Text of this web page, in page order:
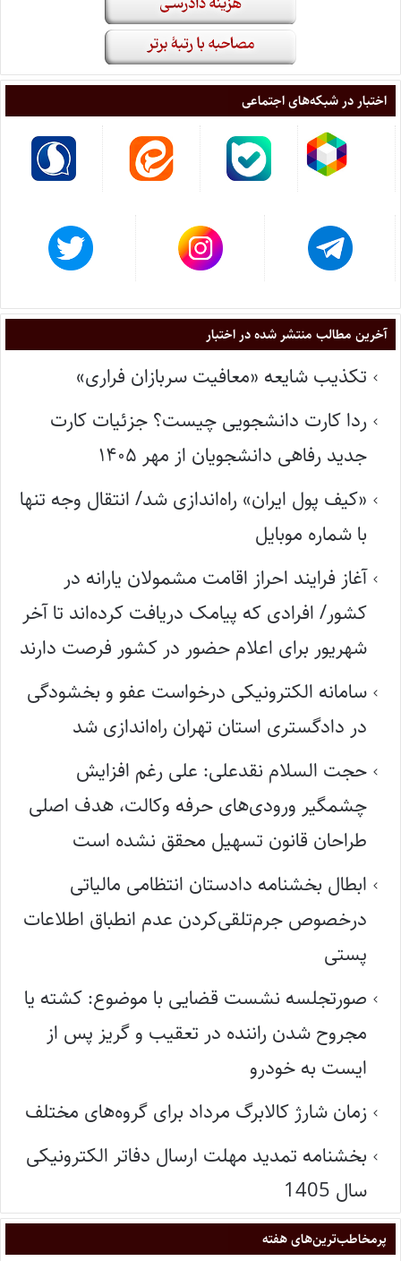
اختبار در شبکه‌های اجتماعی
آخرین مطالب منتشر شده در اختبار
تکذیب شایعه «معافیت سربازان فراری»
ردا کارت دانشجویی چیست؟ جزئیات کارت
جدید رفاهی دانشجویان از مهر ۱۴۰۵
«کیف پول ایران» راه‌اندازی شد/ انتقال وجه تنها
با شماره موبایل
آغاز فرایند احراز اقامت مشمولان یارانه در
کشور/ افرادی که پیامک دریافت کرده‌اند تا آخر
شهریور برای اعلام حضور در کشور فرصت دارند
سامانه الکترونیکی درخواست عفو و بخشودگی
در دادگستری استان تهران راه‌اندازی شد
حجت السلام نقدعلی: علی رغم افزایش
چشمگیر ورودی‌های حرفه وکالت، هدف اصلی
طراحان قانون تسهیل محقق نشده است
ابطال بخشنامه دادستان انتظامی مالیاتی
درخصوص جرم‌تلقی‌کردن عدم انطباق اطلاعات
پستی
صورتجلسه نشست قضایی با موضوع: کشته یا
مجروح شدن راننده در تعقیب و گریز پس از
ایست به خودرو
زمان شارژ کالابرگ مرداد برای گروه‌های مختلف
بخشنامه تمدید مهلت ارسال دفاتر الکترونیکی
سال 1405
پر‌مخاطب‌ترین‌های هفته